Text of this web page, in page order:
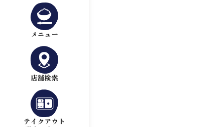
メニュー
店舗検索
テイクアウト